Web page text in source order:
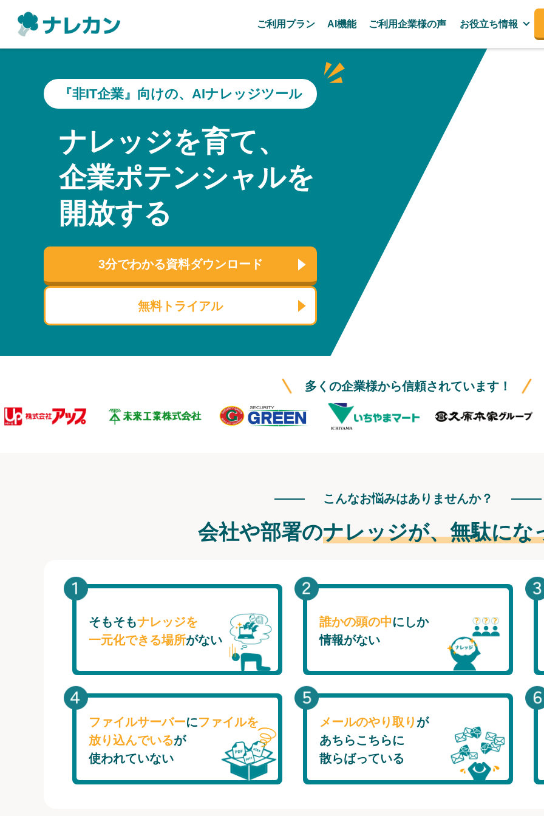
ご利用プラン AI機能 ご利用企業様の声 お役立ち情報
『非IT企業』向けの、AIナレッジツール
ナレッジを育て、
企業ポテンシャルを
開放する
3分でわかる資料ダウンロード
無料トライアル
多くの企業様から信頼されています！
こんなお悩みはありませんか？
会社や部署のナレッジが、無駄にな
そもそもナレッジを
一元化できる場所がない
誰かの頭の中にしか
情報がない
ファイルサーバーにファイルを
放り込んでいるが
使われていない
メールのやり取り が
あちらこちらに
散らばっている